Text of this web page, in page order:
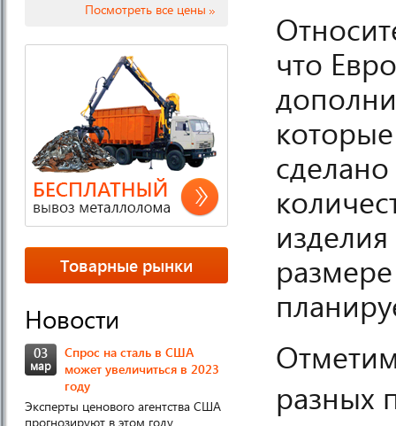
Посмотреть все цены
Товарные рынки
Новости
03
мар
Спрос на сталь в США
может увеличиться в 2023
году
Эксперты ценового агентства США
прогнозируют в этом году
что
разных